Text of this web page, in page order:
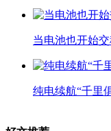
当电池也开始交
纯电续航“千里